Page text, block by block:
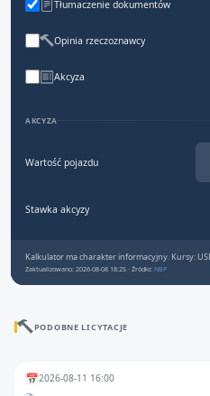
Tłumaczenie dokumentów
Opinia rzeczoznawcy
Akcyza
AKCYZA
Wartość pojazdu
Stawka akcyzy
Kalkulator ma charakter informacyjny. Kursy:
Zaktualizowano: 2026-08-08 18:25 · Źródło: NBP
PODOBNE LICYTACJE
📅2026-08-11 16:00